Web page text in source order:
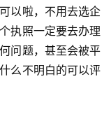
以啦，不用去选企
执照一定要去办理
问题，甚至会被平
么不明白的可以评